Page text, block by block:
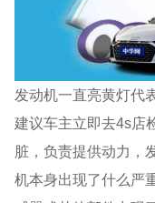
发动机一直亮黄灯代
建议车主立即去4s店
脏，负责提供动力，
机本身出现了什么严